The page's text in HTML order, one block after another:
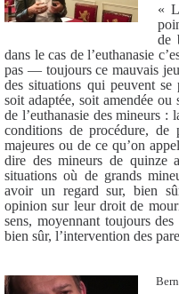
«
de
dans le cas de l’euthanasie
pas — toujours ce mauvais
des situations qui peuvent
soit adaptée, soit amendée
de l’euthanasie des mineurs :
conditions de procédure, de
majeures ou de ce qu’on
dire des mineurs de
situations où de grands
avoir un regard sur, bien
opinion sur leur droit de
sens, moyennant toujours
bien sûr, l’intervention des